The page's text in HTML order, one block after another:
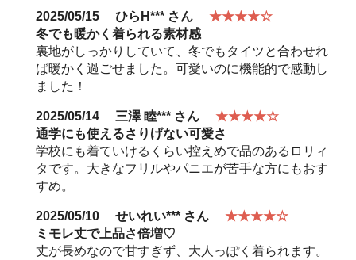
2025/05/15 ひらH*** さん
★★★★☆
冬でも暖かく着られる素材感
裏地がしっかりしていて、冬でもタイツと合わせれ
ば暖かく過ごせました。可愛いのに機能的で感動し
ました！
2025/05/14 三澤 睦*** さん
★★★★☆
通学にも使えるさりげない可愛さ
学校にも着ていけるくらい控えめで品のあるロリィ
タです。大きなフリルやパニエが苦手な方にもおす
すめ。
2025/05/10 せいれい*** さん
★★★★☆
ミモレ丈で上品さ倍増♡
丈が長めなので甘すぎず、大人っぽく着られます。